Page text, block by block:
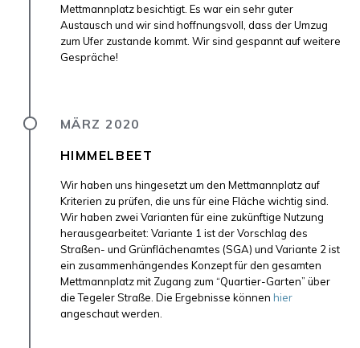
Mettmannplatz besichtigt. Es war ein sehr guter
Austausch und wir sind hoffnungsvoll, dass der Umzug
zum Ufer zustande kommt. Wir sind gespannt auf weitere
Gespräche!
MÄRZ 2020
HIMMELBEET
Wir haben uns hingesetzt um den Mettmannplatz auf
Kriterien zu prüfen, die uns für eine Fläche wichtig sind.
Wir haben zwei Varianten für eine zukünftige Nutzung
herausgearbeitet: Variante 1 ist der Vorschlag des
Straßen- und Grünflächenamtes (SGA) und Variante 2 ist
ein zusammenhängendes Konzept für den gesamten
Mettmannplatz mit Zugang zum “Quartier-Garten” über
die Tegeler Straße. Die Ergebnisse können hier
angeschaut werden.